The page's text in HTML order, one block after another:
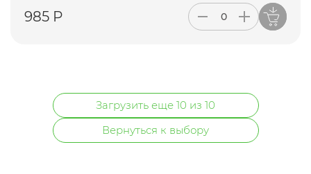
985 Р
Загрузить еще 10 из 10
Вернуться к выбору